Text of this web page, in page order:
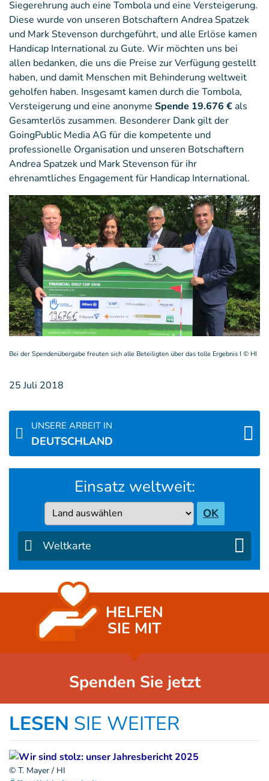
Siegerehrung auch eine Tombola und eine Versteigerung.
Diese wurde von unseren Botschaftern Andrea Spatzek
und Mark Stevenson durchgeführt, und alle Erlöse kamen
Handicap International zu Gute. Wir möchten uns bei
allen bedanken, die uns die Preise zur Verfügung gestellt
haben, und damit Menschen mit Behinderung weltweit
geholfen haben. Insgesamt kamen durch die Tombola,
Versteigerung und eine anonyme Spende 19.676 €als
Gesamterlös zusammen. Besonderer Dank gilt der
GoingPublic Media AG für die kompetente und
professionelle Organisation und unseren Botschaftern
Andrea Spatzek und Mark Stevenson für ihr
ehrenamtliches Engagement für Handicap International.
Bei der Spendenübergabe freuten sich alle Beteiligten über das tolle Ergebnis I © HI
25 Juli 2018
UNSERE ARBEIT IN
DEUTSCHLAND
Einsatz weltweit:
Country OK
Weltkarte
HELFEN
SIE MIT
Spenden Sie jetzt
LESEN SIE WEITER
© T. Mayer / HI